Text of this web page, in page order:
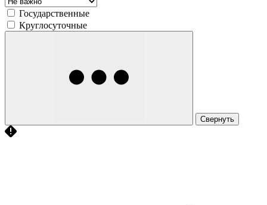
Государственные
Круглосуточные
Свернуть